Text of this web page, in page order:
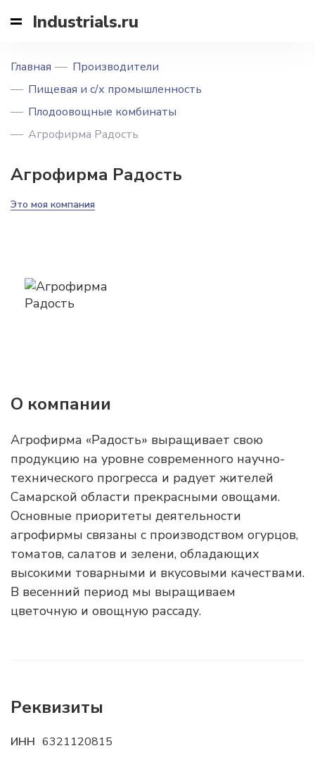
Industrials.ru
Главная
Производители
Пищевая и с/х промышленность
Плодоовощные комбинаты
Агрофирма Радость
Агрофирма Радость
Это моя компания
О компании
Агрофирма «Радость» выращивает свою
продукцию на уровне современного научно-
технического прогресса и радует жителей
Самарской области прекрасными овощами.
Основные приоритеты деятельности
агрофирмы связаны с производством огурцов,
томатов, салатов и зелени, обладающих
высокими товарными и вкусовыми качествами.
В весенний период мы выращиваем
цветочную и овощную рассаду.
Реквизиты
ИНН 6321120815